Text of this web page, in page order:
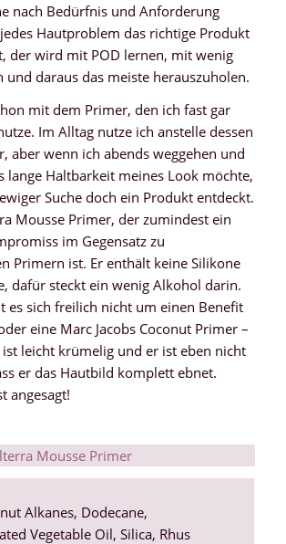
nach Bedürfnis und Anforderung
Hautproblem das richtige Produkt
der wird mit POD lernen, mit wenig
und daraus das meiste herauszuholen.
mit dem Primer, den ich fast gar
Im Alltag nutze ich anstelle dessen
aber wenn ich abends weggehen und
lange Haltbarkeit meines Look möchte,
Suche doch ein Produkt entdeckt.
Mousse Primer, der zumindest ein
im Gegensatz zu
Primern ist. Er enthält keine Silikone
dafür steckt ein wenig Alkohol darin.
es sich freilich nicht um einen Benefit
eine Marc Jacobs Coconut Primer –
leicht krümelig und er ist eben nicht
er das Hautbild komplett ebnet.
angesagt!
Mousse Primer
Alkanes, Dodecane,
Vegetable Oil, Silica, Rhus